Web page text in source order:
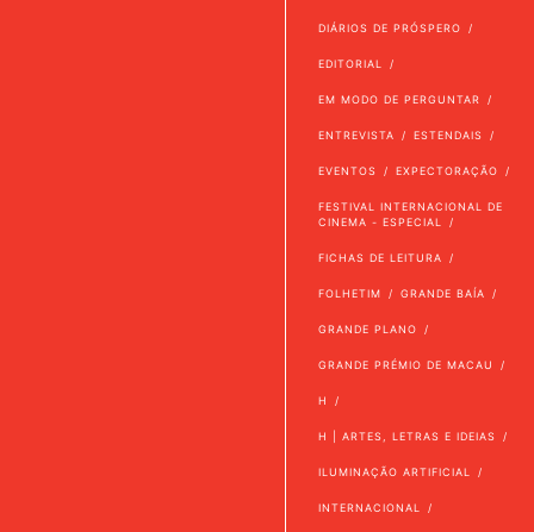
DIÁRIOS DE PRÓSPERO
EDITORIAL
EM MODO DE PERGUNTAR
ENTREVISTA ESTENDAIS
EVENTOS EXPECTORAÇÃO
FESTIVAL INTERNACIONAL DE
CINEMA - ESPECIAL
FICHAS DE LEITURA
FOLHETIM GRANDE BAÍA
GRANDE PLANO
GRANDE PRÉMIO DE MACAU
H
H | ARTES, LETRAS E IDEIAS
ILUMINAÇÃO ARTIFICIAL
INTERNACIONAL